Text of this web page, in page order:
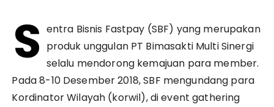
S entra Bisnis Fastpay (SBF) yang merupakan
produk unggulan PT Bimasakti Multi Sinergi
selalu mendorong kemajuan para member.
Pada 8-10 Desember 2018, SBF mengundang para
Kordinator Wilayah (korwil), di event gathering